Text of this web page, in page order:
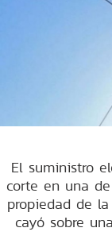
El suministro
corte en una
propiedad de
cayó sobre